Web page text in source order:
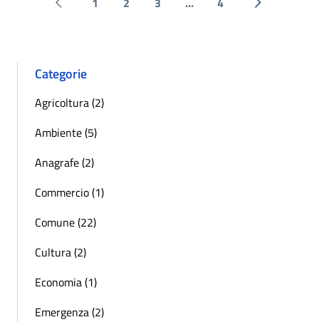
Pagina precedente Successiva
Categorie
Agricoltura (2)
Ambiente (5)
Anagrafe (2)
Commercio (1)
Comune (22)
Cultura (2)
Economia (1)
Emergenza (2)